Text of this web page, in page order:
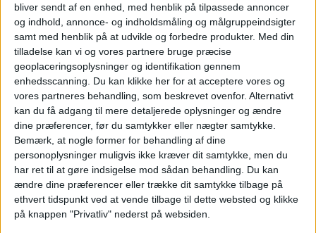
bliver sendt af en enhed, med henblik på tilpassede annoncer
og indhold, annonce- og indholdsmåling og målgruppeindsigter
samt med henblik på at udvikle og forbedre produkter. Med din
tilladelse kan vi og vores partnere bruge præcise
geoplaceringsoplysninger og identifikation gennem
enhedsscanning. Du kan klikke her for at acceptere vores og
vores partneres behandling, som beskrevet ovenfor. Alternativt
kan du få adgang til mere detaljerede oplysninger og ændre
dine præferencer, før du samtykker eller nægter samtykke.
Bemærk, at nogle former for behandling af dine
personoplysninger muligvis ikke kræver dit samtykke, men du
har ret til at gøre indsigelse mod sådan behandling.
Du kan
ændre dine præferencer eller trække dit samtykke tilbage på
ethvert tidspunkt ved at vende tilbage til dette websted og klikke
på knappen "Privatliv" nederst på websiden.
I Danmark har Scandic samarbejdet med Too
Good To Go siden 2017 og har reddet mere
end 165.000 måltider. Alle Scandics danske
hoteller er certificerede med Svanemærket.
Det betyder, at der stilles strenge krav til den
mad og drikke, der serveres på hotellet.
Kriterierne omfatter bl.a. hotellernes arbejde
med madspild, forbud mod engangsartikler i
serveringen samt en høj andel økologisk mad
og drikke.